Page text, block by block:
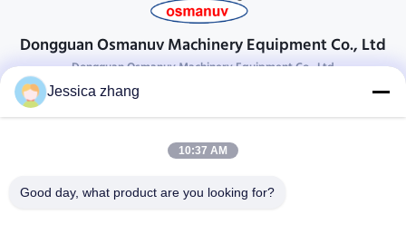
Dongguan Osmanuv Machinery Equipment Co., Ltd
Dongguan Osmanuv Machinery Equipment Co., Ltd
Neem contact op.
28 tweede industrieel, wei van Liu chong, Wanjiang, DongGuan,
86-769 -88125248
Jessica zhang
10:37 AM
Good day, what product are you looking for?